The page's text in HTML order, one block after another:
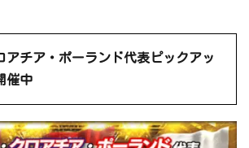
アチア・ポーランド代表ピックアッ
催中